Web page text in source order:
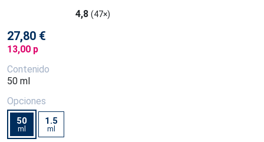
4,8 (47×)
27,80 €
13,00 p
Contenido
50 ml
Opciones
50
ml
1.5
ml